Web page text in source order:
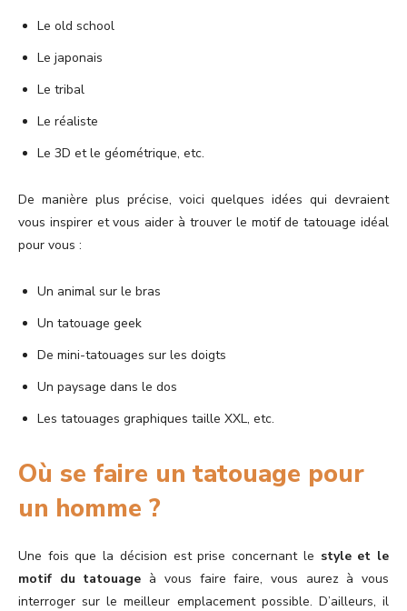
Le old school
Le japonais
Le tribal
Le réaliste
Le 3D et le géométrique, etc.
De manière plus précise, voici quelques idées qui devraient
vous inspirer et vous aider à trouver le motif de tatouage idéal
pour vous :
Un animal sur le bras
Un tatouage geek
De mini-tatouages sur les doigts
Un paysage dans le dos
Les tatouages graphiques taille XXL, etc.
Où se faire un tatouage pour
un homme ?
Une fois que la décision est prise concernant le style et le
motif du tatouage à vous faire faire, vous aurez à vous
interroger sur le meilleur emplacement possible. D’ailleurs, il